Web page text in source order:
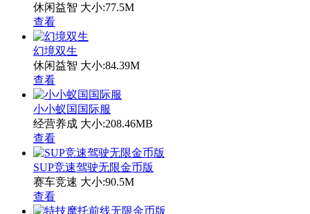
休闲益智 大小:77.5M
查看
幻境双生
休闲益智 大小:84.39M
查看
小小蚁国国际服
经营养成 大小:208.46MB
查看
SUP竞速驾驶无限金币版
赛车竞速 大小:90.5M
查看